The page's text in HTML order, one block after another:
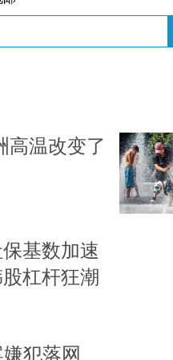
高温改变了
基数加速
杠杆狂潮
犯落网